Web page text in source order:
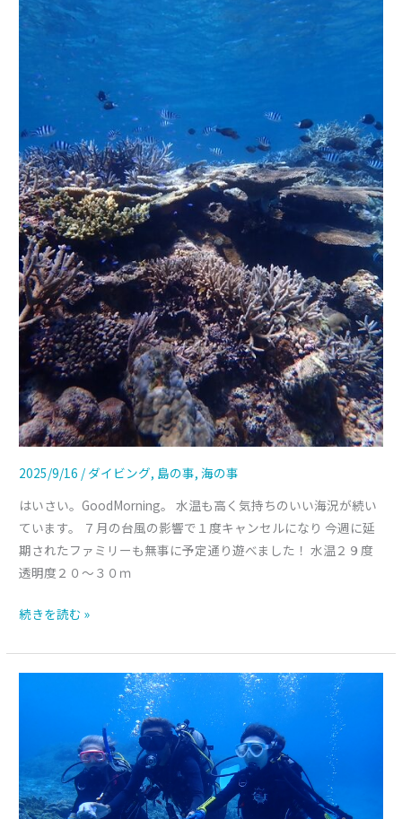
2025/9/16 / ダイビング, 島の事,海の事
はいさい。GoodMorning。 水温も高く気持ちのいい海況が続い
ています。 ７月の台風の影響で１度キャンセルになり 今週に延
期されたファミリーも無事に予定通り遊べました！ 水温２９度
透明度２０～３０ｍ
続きを読む »